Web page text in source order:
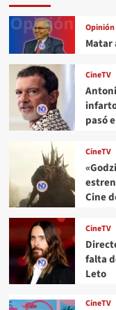
Opinión
Matar
CineTV
pasó
CineTV
Cine
CineTV
falta
Leto
CineTV